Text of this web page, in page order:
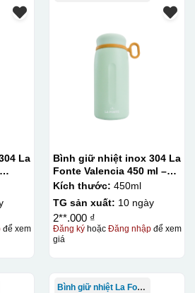
La
để xem
Bình giữ nhiệt inox 304 La
Fonte Valencia 450 ml –
012355
Kích thước: 450ml
TG sản xuất: 10 ngày
2**.000 ₫
Đăng kýhoặc Đăng nhậpđể xem
giá
Bình giữ nhiệt La Fonte